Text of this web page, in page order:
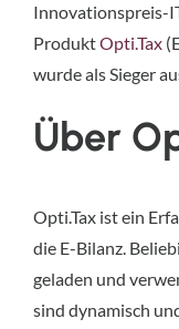
Innovationspreis-
ProduktOpti.Tax
wurde als Sieger
Über
Opti.Tax ist ein
die E-Bilanz.
geladen und
sind dynamisch